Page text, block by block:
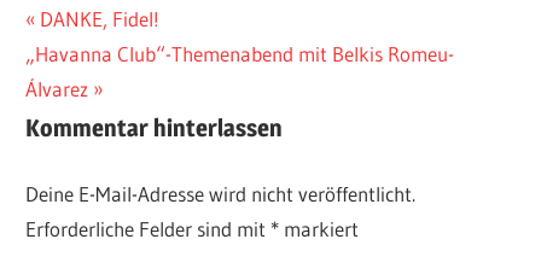
Beitragsnavigation
Vorheriger
Beitrag:
DANKE, Fidel!
Nächster
Beitrag:
„Havanna Club“-Themenabend mit Belkis Romeu-
Álvarez
Kommentar hinterlassen
Deine E-Mail-Adresse wird nicht veröffentlicht.
Erforderliche Felder sind mit * markiert